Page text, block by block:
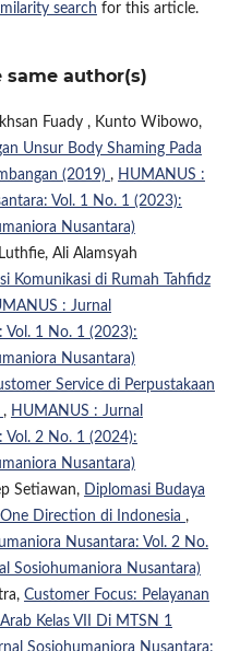
search for this article.
author(s)
Fuady , Kunto Wibowo,
Unsur Body Shaming Pada
(2019) , HUMANUS :
Vol. 1 No. 1 (2023):
Nusantara)
Ali Alamsyah
Komunikasi di Rumah Tahfidz
: Jurnal
Vol. 1 No. 1 (2023):
Nusantara)
Service di Perpustakaan
, HUMANUS : Jurnal
Vol. 2 No. 1 (2024):
Nusantara)
Setiawan, Diplomasi Budaya
Direction di Indonesia ,
Nusantara: Vol. 2 No.
Sosiohumaniora Nusantara)
Customer Focus: Pelayanan
Kelas VII Di MTSN 1
Sosiohumaniora Nusantara: